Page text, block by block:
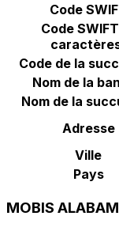
Code
Code
Code de la
Nom de la
Nom de la
Adresse
Ville
Pays
MOBIS